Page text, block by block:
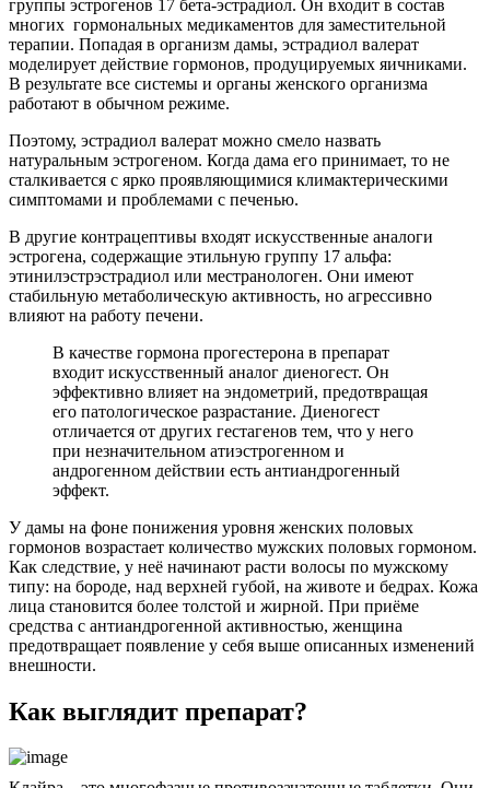
группы эстрогенов 17 бета-эстрадиол. Он входит в состав
многих гормональных медикаментов для заместительной
терапии. Попадая в организм дамы, эстрадиол валерат
моделирует действие гормонов, продуцируемых яичниками.
В результате все системы и органы женского организма
работают в обычном режиме.
Поэтому, эстрадиол валерат можно смело назвать
натуральным эстрогеном. Когда дама его принимает, то не
сталкивается с ярко проявляющимися климактерическими
симптомами и проблемами с печенью.
В другие контрацептивы входят искусственные аналоги
эстрогена, содержащие этильную группу 17 альфа:
этинилэстрэстрадиол или местранологен. Они имеют
стабильную метаболическую активность, но агрессивно
влияют на работу печени.
В качестве гормона прогестерона в препарат
входит искусственный аналог диеногест. Он
эффективно влияет на эндометрий, предотвращая
его патологическое разрастание. Диеногест
отличается от других гестагенов тем, что у него
при незначительном атиэстрогенном и
андрогенном действии есть антиандрогенный
эффект.
У дамы на фоне понижения уровня женских половых
гормонов возрастает количество мужских половых гормоном.
Как следствие, у неё начинают расти волосы по мужскому
типу: на бороде, над верхней губой, на животе и бедрах. Кожа
лица становится более толстой и жирной. При приёме
средства с антиандрогенной активностью, женщина
предотвращает появление у себя выше описанных изменений
внешности.
Как выглядит препарат?